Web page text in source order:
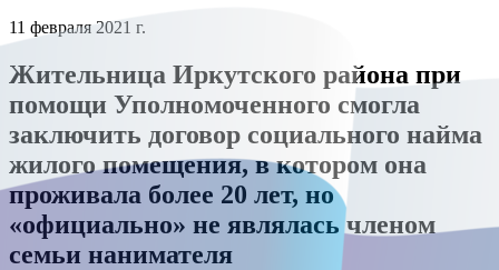
11 февраля 2021 г.
Жительница Иркутского района при
помощи Уполномоченного смогла
заключить договор социального найма
жилого помещения, в котором она
проживала более 20 лет, но
«официально» не являлась членом
семьи нанимателя